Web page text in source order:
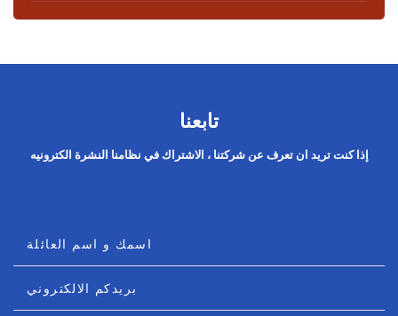
تابعنا
إذا كنت تريد ان تعرف عن شركتنا ، الاشتراك في نظامنا النشرة الكترونيه
اسمك و اسم العائلة
بريدكم الالكتروني